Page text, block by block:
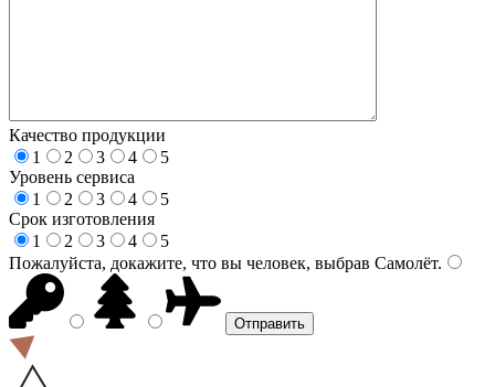
Качество продукции
1
2 3 4
5
Уровень сервиса
1
2 3 4
5
Срок изготовления
1
2 3 4
5
Пожалуйста, докажите, что вы человек, выбрав Самолёт.